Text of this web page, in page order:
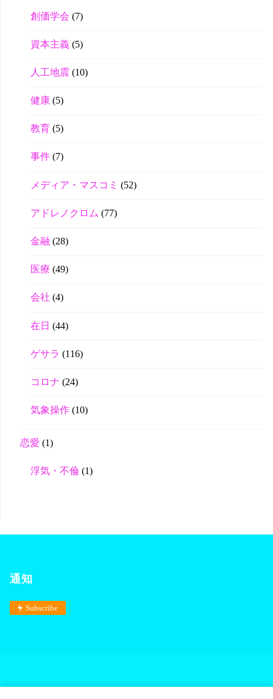
創価学会 (7)
資本主義(5)
人工地震 (10)
健康(5)
教育(5)
事件(7)
メディア・マスコミ (52)
アドレノクロム (77)
金融 (28)
医療 (49)
会社 (4)
在日 (44)
ゲサラ (116)
コロナ (24)
気象操作(10)
恋愛 (1)
浮気・不倫 (1)
通知
Subscribe